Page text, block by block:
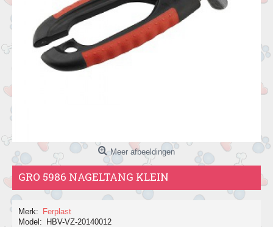
Meer afbeeldingen
GRO 5986 NAGELTANG KLEIN
Merk:
Ferplast
Model:
HBV-VZ-20140012